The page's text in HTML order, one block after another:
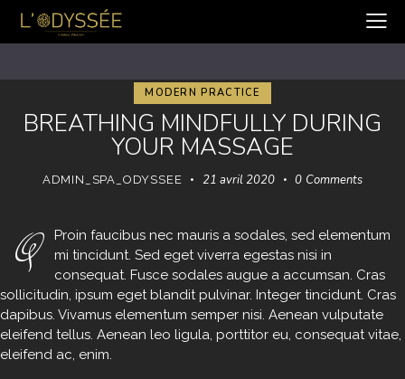
MODERN PRACTICE
BREATHING MINDFULLY DURING
YOUR MASSAGE
ADMIN_SPA_ODYSSEE 21 avril 2020 0 Comments
Q
Proin faucibus nec mauris a sodales, sed elementum
mi tincidunt. Sed eget viverra egestas nisi in
consequat. Fusce sodales augue a accumsan. Cras
sollicitudin, ipsum eget blandit pulvinar. Integer tincidunt. Cras
dapibus. Vivamus elementum semper nisi. Aenean vulputate
eleifend tellus. Aenean leo ligula, porttitor eu, consequat vitae,
eleifend ac, enim.